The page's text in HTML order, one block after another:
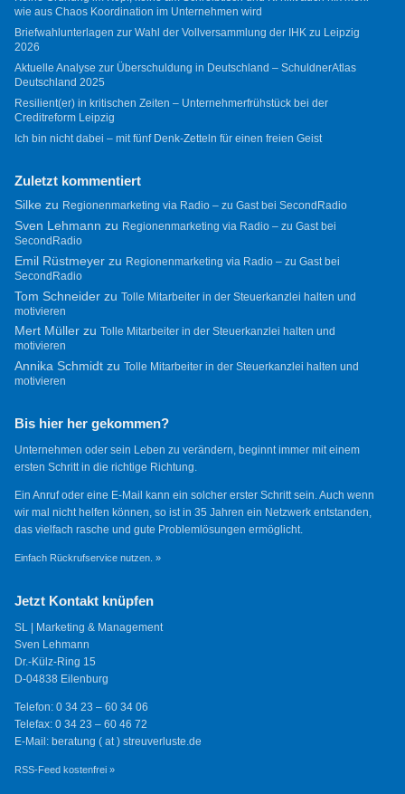
wie aus Chaos Koordination im Unternehmen wird
Briefwahlunterlagen zur Wahl der Vollversammlung der IHK zu Leipzig
2026
Aktuelle Analyse zur Überschuldung in Deutschland – SchuldnerAtlas
Deutschland 2025
Resilient(er) in kritischen Zeiten – Unternehmerfrühstück bei der
Creditreform Leipzig
Ich bin nicht dabei – mit fünf Denk-Zetteln für einen freien Geist
Zuletzt kommentiert
Silkezu Regionenmarketing via Radio – zu Gast bei SecondRadio
Sven Lehmann zu Regionenmarketing via Radio – zu Gast bei
SecondRadio
Emil Rüstmeyerzu Regionenmarketing via Radio – zu Gast bei
SecondRadio
Tom Schneiderzu Tolle Mitarbeiter in der Steuerkanzlei halten und
motivieren
Mert Müllerzu Tolle Mitarbeiter in der Steuerkanzlei halten und
motivieren
Annika Schmidtzu Tolle Mitarbeiter in der Steuerkanzlei halten und
motivieren
Bis hier her gekommen?
Unternehmen oder sein Leben zu verändern, beginnt immer mit einem
ersten Schritt in die richtige Richtung.
Ein Anruf oder eine E-Mail kann ein solcher erster Schritt sein. Auch wenn
wir mal nicht helfen können, so ist in 35 Jahren ein Netzwerk entstanden,
das vielfach rasche und gute Problemlösungen ermöglicht.
Einfach Rückrufservice nutzen. »
Jetzt Kontakt knüpfen
SL | Marketing & Management
Sven Lehmann
Dr.-Külz-Ring 15
D-04838 Eilenburg
Telefon: 0 34 23 – 60 34 06
Telefax: 0 34 23 – 60 46 72
E-Mail: beratung ( at ) streuverluste.de
RSS-Feed kostenfrei »